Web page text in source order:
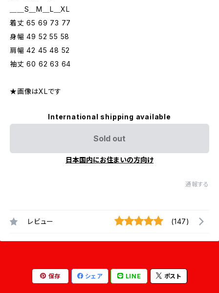
＿＿S＿M＿L＿XL
着丈 65 69 73 77
身幅 49 52 55 58
肩幅 42 45 48 52
袖丈 60 62 63 64
★画像はXLです
International shipping available
Sold out
日本国内にお住まいの方向け
通報する
レビュー (147)
保存 シェア LINE ポスト